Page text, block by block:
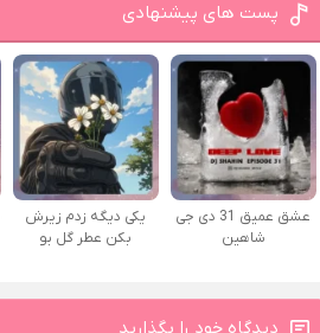
پست های پیشنهادی
عشق عمیق 31 دی جی
شاهین
یکی دیگه زدم زیرش
بکن عطر گل بو